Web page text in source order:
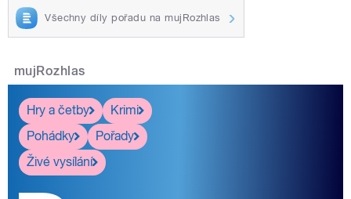
Všechny díly pořadu na mujRozhlas
mujRozhlas
Hry a četby
Krimi
Pohádky
Pořady
Živé vysílání